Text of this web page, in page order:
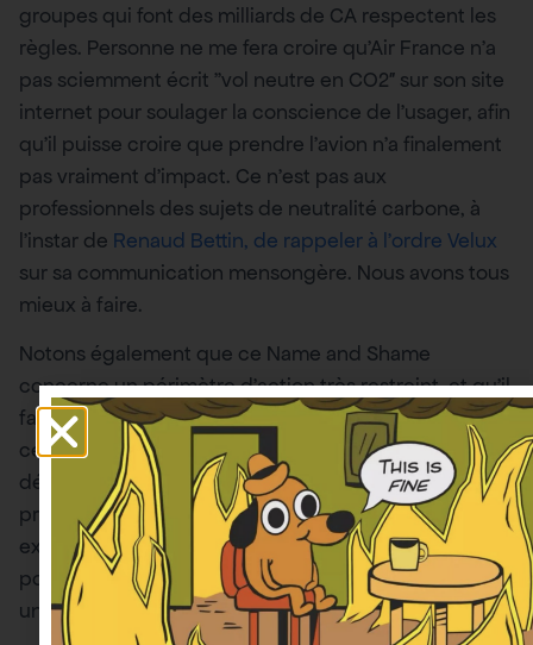
groupes qui font des milliards de CA respectent les
règles. Personne ne me fera croire qu’Air France n’a
pas sciemment écrit ”vol neutre en CO2″ sur son site
internet pour soulager la conscience de l’usager, afin
qu’il puisse croire que prendre l’avion n’a finalement
pas vraiment d’impact. Ce n’est pas aux
professionnels des sujets de neutralité carbone, à
l’instar de Renaud Bettin, de rappeler à l’ordre Velux
sur sa communication mensongère. Nous avons tous
mieux à faire.
Notons également que ce Name and Shame
concerne un périmètre d’action très restreint, et qu’il
faut avoir les moyens de le faire. Inutile de rappeler
ce qu’il arrive aux
lanceurs d’alerte
lorsqu’ils
dénoncent de vrais scandales. Voyez donc une
première limite au Name and Shame, que nous
expliciterons plus largement ci-dessous : vous
pouvez déranger certaines entreprises, mais
uniquement jusqu’à un certain point.